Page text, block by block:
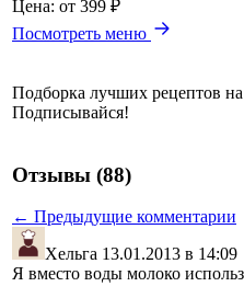
Цена: от 399 ₽
Посмотреть меню
Подборка лучших рецептов на
Подписывайся!
Отзывы (88)
← Предыдущие комментарии
Хельга 13.01.2013 в 14:09
Я вместо воды молоко